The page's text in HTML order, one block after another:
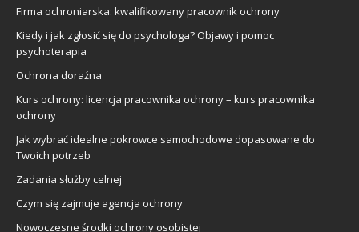
Firma ochroniarska: kwalifikowany pracownik ochrony
Kiedy i jak zgłosić się do psychologa? Objawy i pomoc
psychoterapia
Ochrona doraźna
Kurs ochrony: licencja pracownika ochrony – kurs pracownika
ochrony
Jak wybrać idealne pokrowce samochodowe dopasowane do
Twoich potrzeb
Zadania służby celnej
Czym się zajmuje agencja ochrony
Nowoczesne środki ochrony osobistej